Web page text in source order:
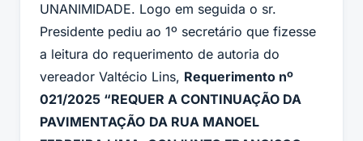
UNANIMIDADE. Logo em seguida o sr.
Presidente pediu ao 1º secretário que fizesse
a leitura do requerimento de autoria do
vereador Valtécio Lins, Requerimento nº
021/2025 “REQUER A CONTINUAÇÃO DA
PAVIMENTAÇÃO DA RUA MANOEL